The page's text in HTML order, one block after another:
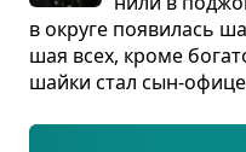
в округе появи­лась
шая всех, кроме
шайки стал сын-